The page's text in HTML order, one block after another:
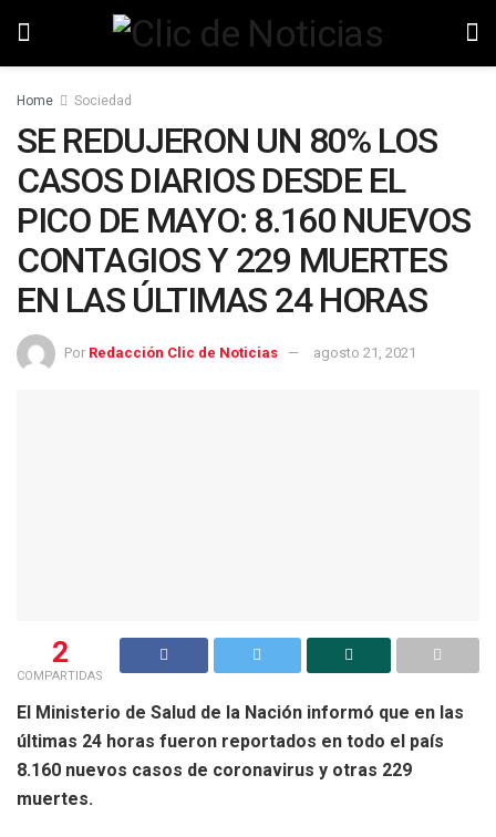
Home Sociedad
SE REDUJERON UN 80% LOS
CASOS DIARIOS DESDE EL
PICO DE MAYO: 8.160 NUEVOS
CONTAGIOS Y 229 MUERTES
EN LAS ÚLTIMAS 24 HORAS
Por Redacción Clic de Noticias agosto 21, 2021
2
COMPARTIDAS
El Ministerio de Salud de la Nación informó que en las
últimas 24 horas fueron reportados en todo el país
8.160 nuevos casos de coronavirus y otras 229
muertes.